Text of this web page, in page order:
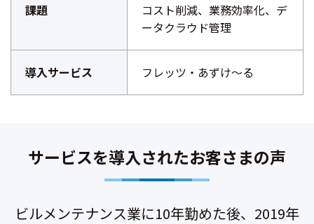
課題
コスト削減、業務効率化、デ
ータクラウド管理
導入サービス フレッツ・あずけ～る
サービスを導入されたお客さまの声
ビルメンテナンス業に10年勤めた後、2019年